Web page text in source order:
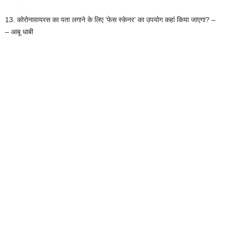
13. कोरोनावायरस का पता लगाने के लिए ‘फेस स्केनर’ का उपयोग कहां किया जाएगा? –
– आबू धाबी